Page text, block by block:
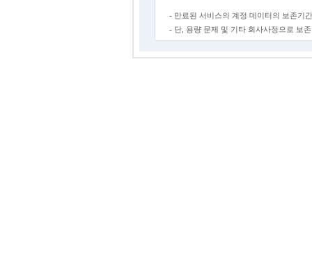
- 만료된 서비스의 계정 데이터의 보존기
- 단, 용량 문제 및 기타 회사사정으로 보